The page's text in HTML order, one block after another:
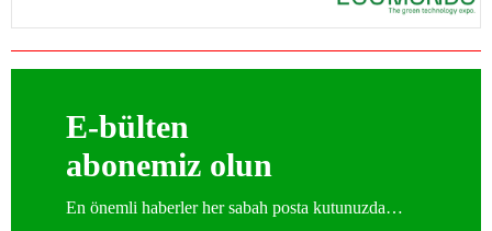
E-bülten
abonemiz olun
En önemli haberler her sabah posta kutunuzda…